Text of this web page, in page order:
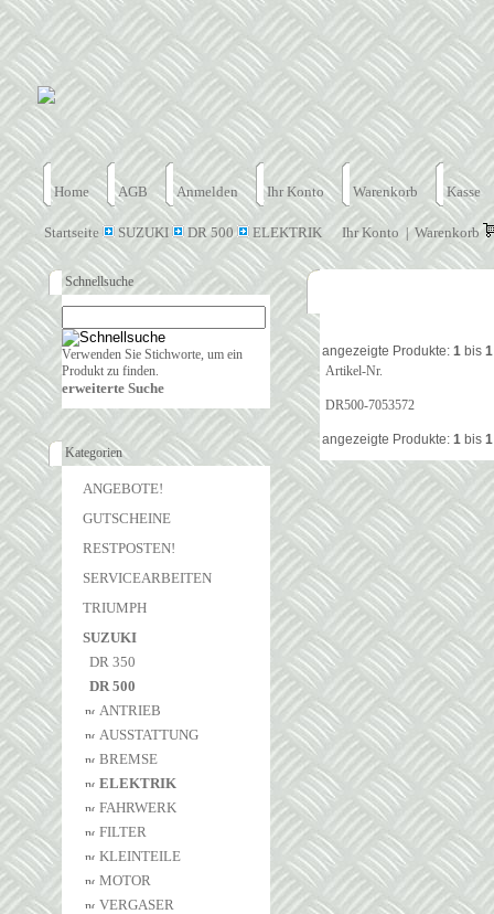
Home AGB Anmelden Ihr Konto Warenkorb Kasse
Startseite SUZUKI DR 500 ELEKTRIK Ihr Konto | Warenkorb
Schnellsuche
Verwenden Sie Stichworte, um ein
Produkt zu finden.
erweiterte Suche
Kategorien
ANGEBOTE!
GUTSCHEINE
RESTPOSTEN!
SERVICEARBEITEN
TRIUMPH
SUZUKI
DR 350
DR 500
ANTRIEB
AUSSTATTUNG
BREMSE
ELEKTRIK
FAHRWERK
FILTER
KLEINTEILE
MOTOR
VERGASER
angezeigte Produkte: 1 bis 1
Artikel-Nr.
DR500-7053572
angezeigte Produkte: 1 bis 1